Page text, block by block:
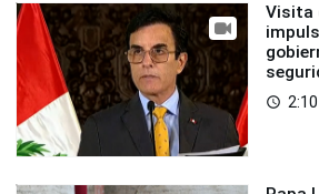
Visita
access_time 2:10